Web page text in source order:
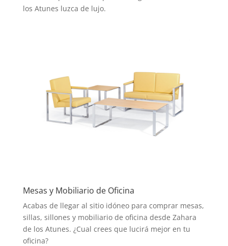
los Atunes luzca de lujo.
Mesas y Mobiliario de Oficina
Acabas de llegar al sitio idóneo para comprar mesas,
sillas, sillones y mobiliario de oficina desde Zahara
de los Atunes. ¿Cual crees que lucirá mejor en tu
oficina?